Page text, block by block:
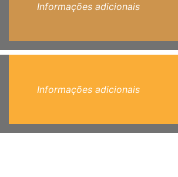
Informações adicionais
Informações adicionais